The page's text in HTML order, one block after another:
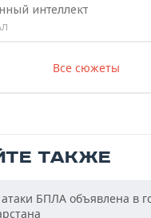
интеллект
Все сюжеты
ТАКЖЕ
БПЛА объявлена в